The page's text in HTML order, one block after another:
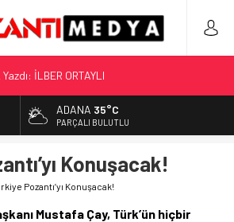
MEZARI NEREDE?!!!”
Cenneti Pozantı Akçatekir Yaylası
Buzdolabı Uyarısı
ADANA 35°C
PARÇALI BULUTLU
Konuşacak!
Pozantı’yı Konuşacak!
Mustafa Çay, Türk’ün hiçbir